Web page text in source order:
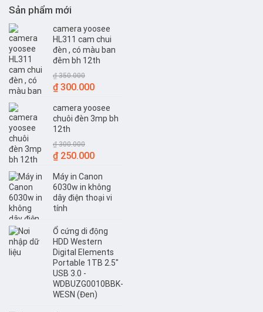
Sản phẩm mới
camera yoosee
HL311 cam chui
đèn , có màu ban
đêm bh 12th
₫350.000
Giá
là:
₫ 350.000.
₫300.000Giá
tại
là:
camera yoosee
chuôi đèn 3mp bh
12th
₫300.000
Giá
là:
₫ 300.000.
₫250.000Giá
tại
là:
₫ 250.000.
Máy in Canon
6030w in không
dây điện thoại vi
tính
Ổ cứng di động
HDD Western
Digital Elements
Portable 1TB 2.5"
USB 3.0 -
WDBUZG0010BBK-
WESN (Đen)